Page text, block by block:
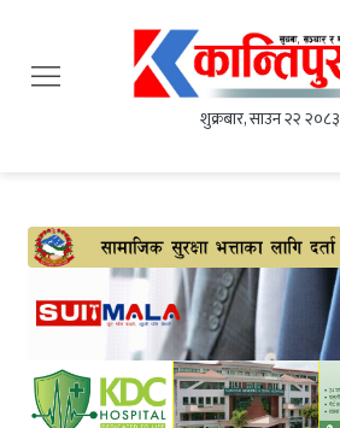
शुक्रबार, साउन २२ २०८३